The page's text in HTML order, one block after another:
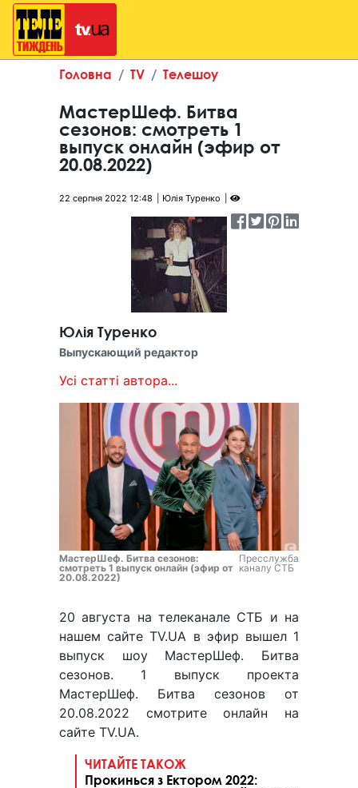
Головна TV Телешоу
МастерШеф. Битва
сезонов: смотреть 1
выпуск онлайн (эфир от
20.08.2022)
22 серпня 2022 12:48 Юлія Туренко
Юлія Туренко
Выпускающий редактор
Усі статті автора...
МастерШеф. Битва сезонов:
смотреть 1 выпуск онлайн (эфир от
20.08.2022)
Пресслужба
каналу СТБ
20 августа на телеканале СТБ и на
нашем сайте TV.UA в эфир вышел 1
выпуск шоу МастерШеф. Битва
сезонов. 1 выпуск проекта
МастерШеф. Битва сезонов от
20.08.2022 смотрите онлайн на
сайте TV.UA.
ЧИТАЙТЕ ТАКОЖ
Прокинься з Ектором 2022: